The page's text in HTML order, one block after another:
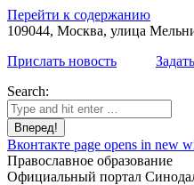
Перейти к содержанию
109044, Москва, улица
Прислать новость
Search:
Вконтакте page opens in new
Православное образование
Официальный портал